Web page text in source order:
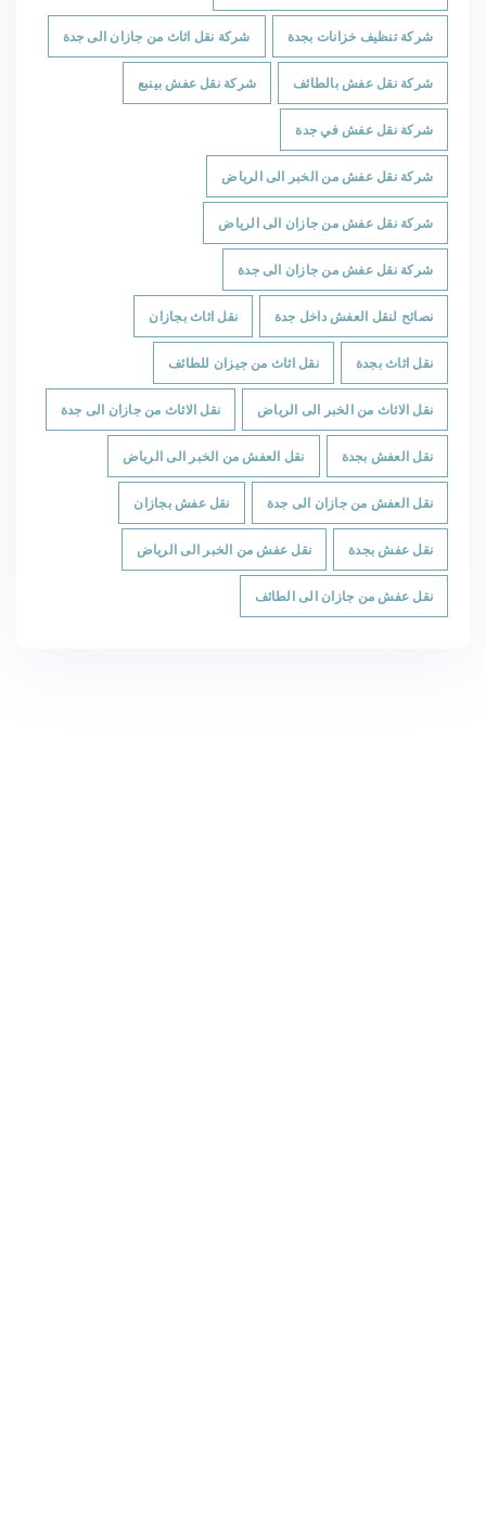
شركة تنظيف خزانات بجدة شركة نقل اثاث من جازان الى جدة
شركة نقل عفش بالطائف شركة نقل عفش بينبع
شركة نقل عفش في جدة
شركة نقل عفش من الخبر الى الرياض
شركة نقل عفش من جازان الى الرياض
شركة نقل عفش من جازان الى جدة
نصائح لنقل العفش داخل جدة نقل اثاث بجازان
نقل اثاث بجدة نقل اثاث من جيزان للطائف
نقل الاثاث من الخبر الى الرياض نقل الاثاث من جازان الى جدة
نقل العفش بجدة نقل العفش من الخبر الى الرياض
نقل العفش من جازان الى جدة نقل عفش بجازان
نقل عفش بجدة نقل عفش من الخبر الى الرياض
نقل عفش من جازان الى الطائف